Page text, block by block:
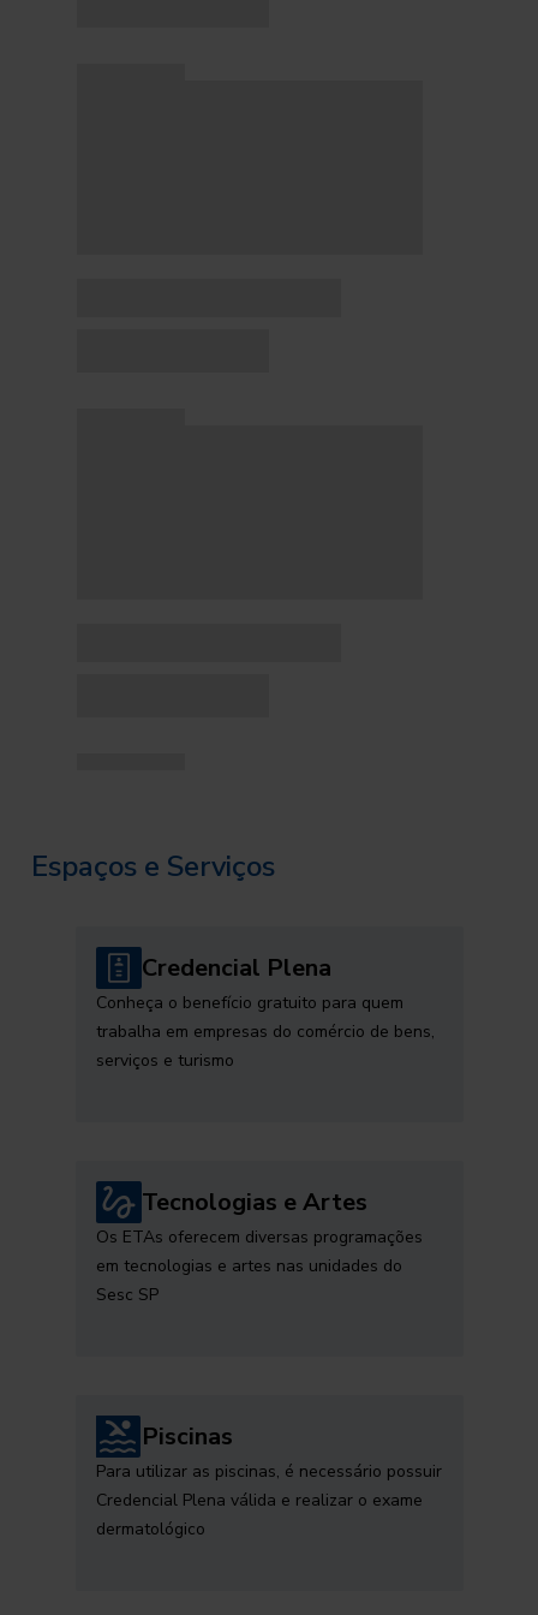
Espaços e Serviços
Credencial Plena
Conheça o benefício gratuito para quem
trabalha em empresas do comércio de bens,
serviços e turismo
Tecnologias e Artes
Os ETAs oferecem diversas programações
em tecnologias e artes nas unidades do
Sesc SP
Piscinas
Para utilizar as piscinas, é necessário possuir
Credencial Plena válida e realizar o exame
dermatológico